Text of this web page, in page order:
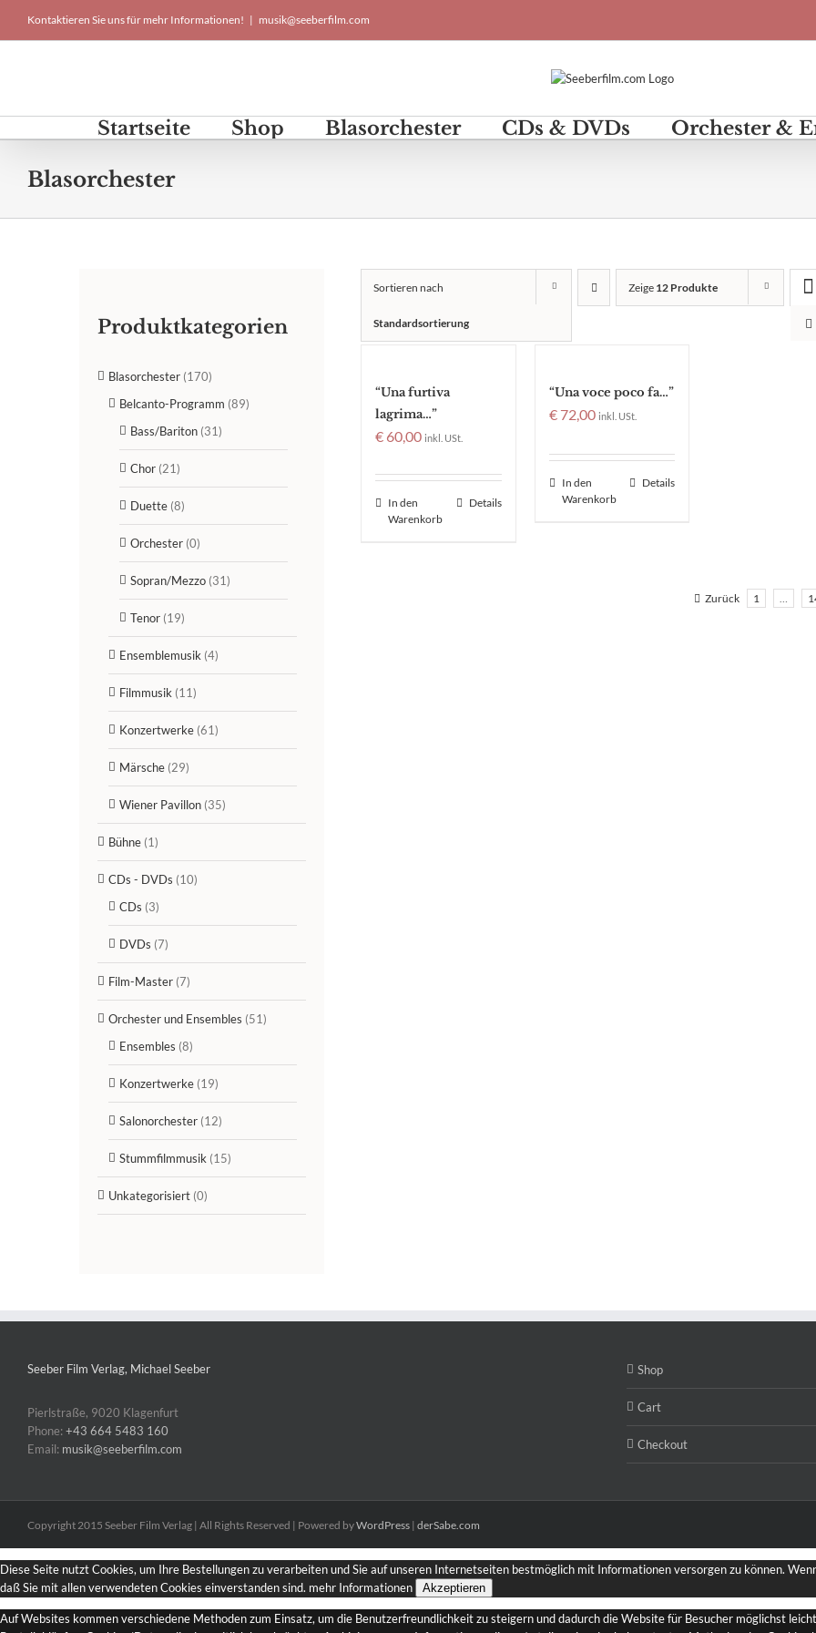
content
Kontaktieren Sie uns für mehr Informationen! | musik@seeberfilm.com
Startseite Shop Blasorchester CDs & DVDs Orchester &
Blasorchester
Sortieren nach
Standardsortierung
Zeige 12 Produkte
“Una furtiva
lagrima…”
€ 60,00 inkl. USt.
In den
Warenkorb
Details
“Una voce poco fa…”
€72,00 inkl. USt.
In den
Warenkorb
Details
Zurück 1 …
Produktkategorien
Blasorchester (170)
Belcanto-Programm (89)
Bass/Bariton (31)
Chor (21)
Duette (8)
Orchester (0)
Sopran/Mezzo (31)
Tenor (19)
Ensemblemusik (4)
Filmmusik (11)
Konzertwerke (61)
Märsche (29)
Wiener Pavillon (35)
Bühne (1)
CDs - DVDs (10)
CDs (3)
DVDs (7)
Film-Master (7)
Orchester und Ensembles (51)
Ensembles (8)
Konzertwerke (19)
Salonorchester (12)
Stummfilmmusik (15)
Unkategorisiert (0)
Seeber Film Verlag, Michael Seeber
Pierlstraße, 9020 Klagenfurt
Phone:+43 664 5483 160
Email: musik@seeberfilm.com
Shop
Cart
Checkout
Copyright 2015 Seeber Film Verlag | All Rights Reserved | Powered byWordPress | derSabe.com
Diese Seite nutzt Cookies, um Ihre Bestellungen zu verarbeiten und Sie auf unseren Internetseiten bestmöglich mit Informationen versorgen zu können.
daß Sie mit allen verwendeten Cookies einverstanden sind. mehr Informationen Akzeptieren
Auf Websites kommen verschiedene Methoden zum Einsatz, um die Benutzerfreundlichkeit zu steigern und dadurch die Website für Besucher möglichst